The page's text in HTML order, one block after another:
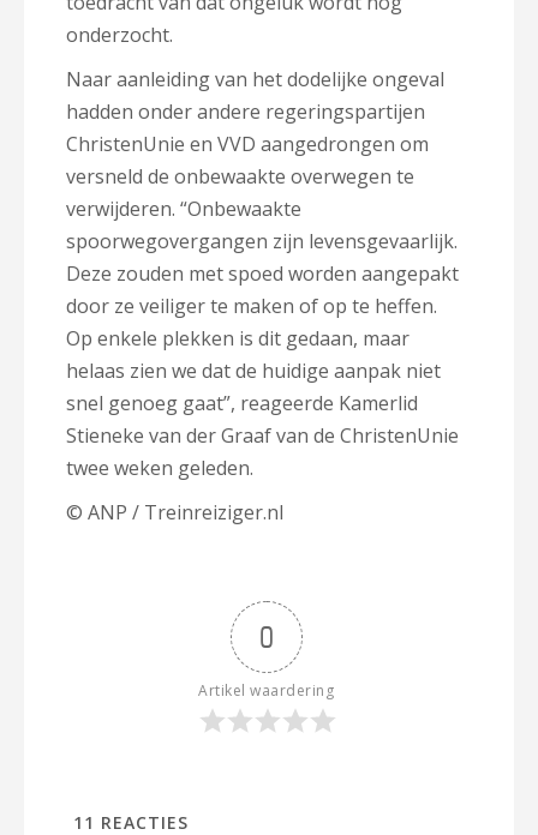
onderzocht.
Naar aanleiding van het dodelijke ongeval
hadden onder andere regeringspartijen
ChristenUnie en VVD aangedrongen om
versneld de onbewaakte overwegen te
verwijderen. “Onbewaakte
spoorwegovergangen zijn levensgevaarlijk.
Deze zouden met spoed worden aangepakt
door ze veiliger te maken of op te heffen.
Op enkele plekken is dit gedaan, maar
helaas zien we dat de huidige aanpak niet
snel genoeg gaat”, reageerde Kamerlid
Stieneke van der Graaf van de ChristenUnie
twee weken geleden.
© ANP / Treinreiziger.nl
0
Artikel waardering
11 REACTIES